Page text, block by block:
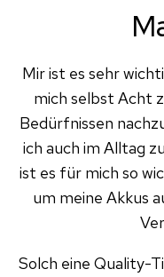
Mir ist es sehr
mich selbst Acht
Bedürfnissen
ich auch im Alltag
ist es für mich so
um meine Akkus
Solch eine Quality-